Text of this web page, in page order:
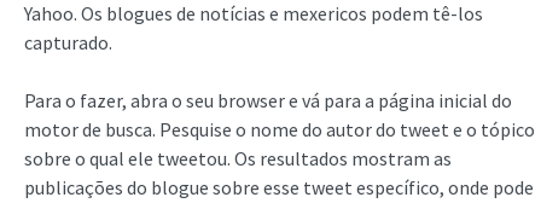
Yahoo. Os blogues de notícias e mexericos podem tê-los
capturado.
Para o fazer, abra o seu browser e vá para a página inicial do
motor de busca. Pesquise o nome do autor do tweet e o tópico
sobre o qual ele tweetou. Os resultados mostram as
publicações do blogue sobre esse tweet específico, onde pode